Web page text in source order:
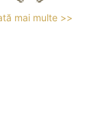
mai multe >>